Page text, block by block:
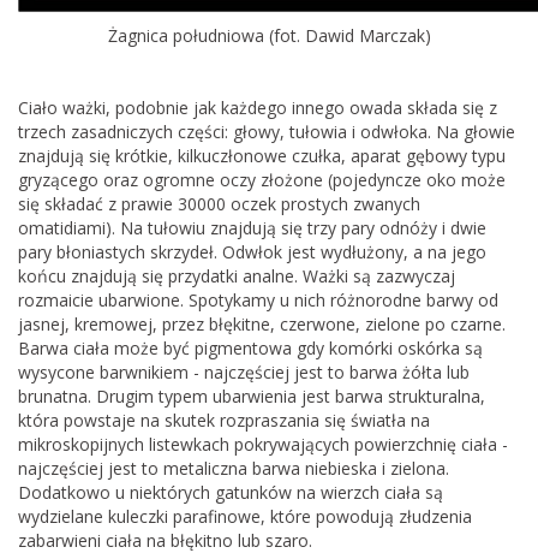
Żagnica południowa (fot. Dawid Marczak)
Ciało ważki, podobnie jak każdego innego owada składa się z
trzech zasadniczych części: głowy, tułowia i odwłoka. Na głowie
znajdują się krótkie, kilkuczłonowe czułka, aparat gębowy typu
gryzącego oraz ogromne oczy złożone (pojedyncze oko może
się składać z prawie 30000 oczek prostych zwanych
omatidiami). Na tułowiu znajdują się trzy pary odnóży i dwie
pary błoniastych skrzydeł. Odwłok jest wydłużony, a na jego
końcu znajdują się przydatki analne. Ważki są zazwyczaj
rozmaicie ubarwione. Spotykamy u nich różnorodne barwy od
jasnej, kremowej, przez błękitne, czerwone, zielone po czarne.
Barwa ciała może być pigmentowa gdy komórki oskórka są
wysycone barwnikiem - najczęściej jest to barwa żółta lub
brunatna. Drugim typem ubarwienia jest barwa strukturalna,
która powstaje na skutek rozpraszania się światła na
mikroskopijnych listewkach pokrywających powierzchnię ciała -
najczęściej jest to metaliczna barwa niebieska i zielona.
Dodatkowo u niektórych gatunków na wierzch ciała są
wydzielane kuleczki parafinowe, które powodują złudzenia
zabarwieni ciała na błękitno lub szaro.